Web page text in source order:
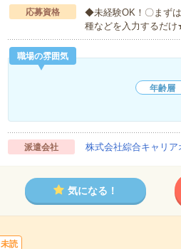
応募資格
◆未経験OK！〇まず
種などを入力するだ
職場の雰囲気
年齢層
派遣会社 株式会社綜合キャリ
気になる！
未読